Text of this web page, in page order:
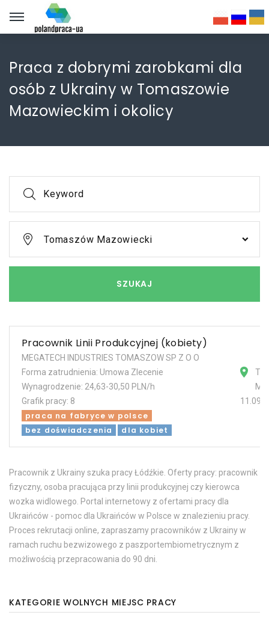
Praca z dobrymi zarobkami dla
osób z Ukrainy w Tomaszowie
Mazowieckim i okolicy
Keyword
Tomaszów Mazowiecki
SZUKAJ
Pracownik Linii Produkcyjnej (kobiety)
MEGATECH INDUSTRIES TOMASZOW SP Z O O
Forma zatrudnienia: Umowa Zlecenie
Wynagrodzenie: 24,63-30,50 PLN/h
Grafik pracy: 8
praca na fabryce w polsce
bez doświadczenia
dla kobiet
Pracownik z Ukrainy szuka pracy Łódźkie. Oferty pracy: pracownik
fizyczny, osoba pracująca przy linii produkcyjnej czy kierowca
wozka widlowego. Portal internetowy z ofertami pracy dla
Ukraińców - pomoc dla Ukraińców w Polsce w znalezieniu pracy.
Proces rekrutacji online, zapraszamy pracowników z Ukrainy w
ramach ruchu bezwizowego z paszportembiometrycznym z
możliwością przepracowania do 90 dni.
KATEGORIE WOLNYCH MIEJSC PRACY